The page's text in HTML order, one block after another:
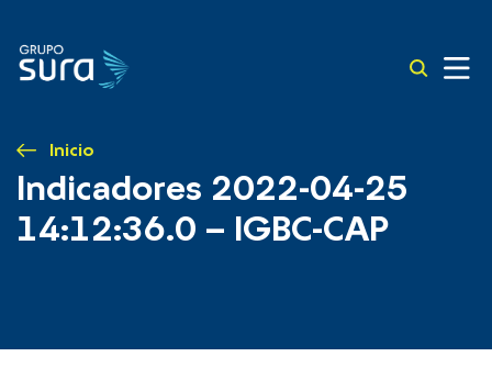
Inicio
Indicadores 2022-04-25
14:12:36.0 – IGBC-CAP